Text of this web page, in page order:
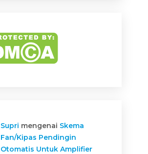
Supri mengenai Skema
Fan/Kipas Pendingin
Otomatis Untuk Amplifier